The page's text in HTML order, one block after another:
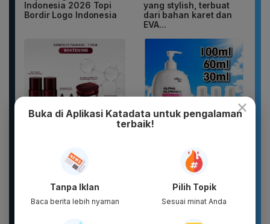
Indonesia 2026 Topi
Bordir Logo Indonesia
yang stylish, terbuat
dari bahan karet dan
EVA...
Complete Package -
Puragen hybright-XT ( 7
ITEM ) - DAVIENA
WHITE INC Alpha Glow
White Body Lotion
Whitening &
×
Buka di Aplikasi Katadata untuk pengalaman
terbaik!
Tanpa Iklan
Baca berita lebih nyaman
Pilih Topik
Sesuai minat Anda